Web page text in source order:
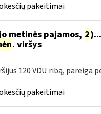
pakeitimai
metinės pajamos, 2
. viršys
120 VDU ribą, pareiga
pakeitimai